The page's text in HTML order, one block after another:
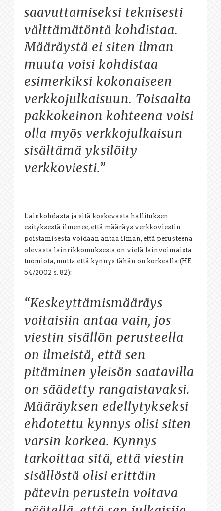
saavuttamiseksi teknisesti
välttämätöntä kohdistaa.
Määräystä ei siten ilman
muuta voisi kohdistaa
esimerkiksi kokonaiseen
verkkojulkaisuun. Toisaalta
pakkokeinon kohteena voisi
olla myös verkkojulkaisun
sisältämä yksilöity
verkkoviesti.”
Lainkohdasta ja sitä koskevasta hallituksen
esityksestä ilmenee, että määräys verkkoviestin
poistamisesta voidaan antaa ilman, että perusteena
olevasta lainrikkomuksesta on vielä lainvoimaista
tuomiota, mutta että kynnys tähän on korkealla (HE
54/2002 s. 82):
“Keskeyttämismääräys
voitaisiin antaa vain, jos
viestin sisällön perusteella
on ilmeistä, että sen
pitäminen yleisön saatavilla
on säädetty rangaistavaksi.
Määräyksen edellytykseksi
ehdotettu kynnys olisi siten
varsin korkea. Kynnys
tarkoittaa sitä, että viestin
sisällöstä olisi erittäin
pätevin perustein voitava